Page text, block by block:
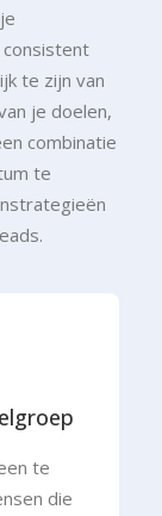
te zijn van
je doelen,
combinatie
te
te
die